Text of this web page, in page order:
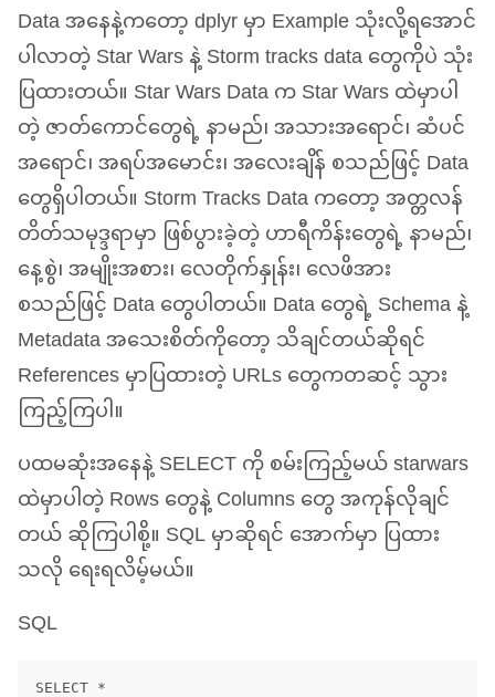
Data အနေနဲ့ကတော့ dplyr မှာ Example သုံးလို့ရအောင်
ပါလာတဲ့ Star Wars နဲ့ Storm tracks data တွေကိုပဲ သုံး
ပြထားတယ်။ Star Wars Data က Star Wars ထဲမှာပါ
တဲ့ ဇာတ်ကောင်တွေရဲ့ နာမည်၊ အသားအရောင်၊ ဆံပင်
အရောင်၊ အရပ်အမောင်း၊ အလေးချိန် စသည်ဖြင့် Data
တွေရှိပါတယ်။ Storm Tracks Data ကတော့ အတ္တလန်
တိတ်သမုဒ္ဒရာမှာ ဖြစ်ပွားခဲ့တဲ့ ဟာရီကိန်းတွေရဲ့ နာမည်၊
နေ့စွဲ၊ အမျိုးအစား၊ လေတိုက်နှုန်း၊ လေဖိအား
စသည်ဖြင့် Data တွေပါတယ်။ Data တွေရဲ့ Schema နဲ့
Metadata အသေးစိတ်ကိုတော့ သိချင်တယ်ဆိုရင်
References မှာပြထားတဲ့ URLs တွေကတဆင့် သွား
ကြည့်ကြပါ။
ပထမဆုံးအနေနဲ့SELECTကို စမ်းကြည့်မယ် starwars
ထဲမှာပါတဲ့ Rows တွေနဲ့ Columns တွေ အကုန်လိုချင်
တယ် ဆိုကြပါစို့။ SQLမှာဆိုရင် အောက်မှာ ပြထား
သလို ရေးရလိမ့်မယ်။
SQL
SELECT *